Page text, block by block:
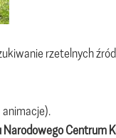
rzetelnych
Centrum